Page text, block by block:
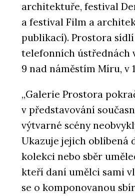
architektuře, festival
a festival Film a
publikací). Prostora
telefonních ústřednách
9 nad náměstím Míru, v
„Galerie Prostora
v představování
výtvarné scény
Ukazuje jejich oblíbená
kolekci nebo sběr
kteří daní umělci sami
se o komponovanou